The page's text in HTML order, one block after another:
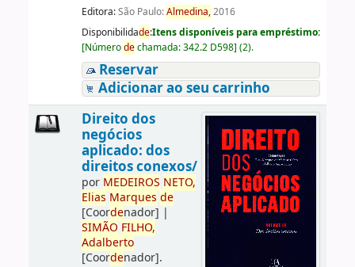
Editora:São Paulo:Almedina,2016
Disponibilidade:Itens disponíveis para empréstimo:
[Númerodechamada:342.2 D598] (2).
Reservar
Adicionar ao seu carrinho
Direito dos
negócios
aplicado: dos
direitos conexos/
por MEDEIROS NETO,
Elias Marques de
[Coordenador] |
SIMÃO FILHO,
Adalberto
[Coordenador].